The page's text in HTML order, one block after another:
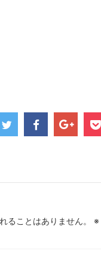
ることはありません。 ※